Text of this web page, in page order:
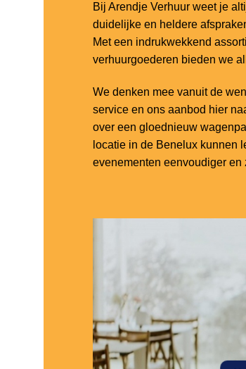
Bij Arendje Verhuur weet je
duidelijke en heldere
Met een indrukwekkend
verhuurgoederen bieden we
We denken mee vanuit de
service en ons aanbod hier
over een gloednieuw
locatie in de Benelux kunnen
evenementen eenvoudiger en